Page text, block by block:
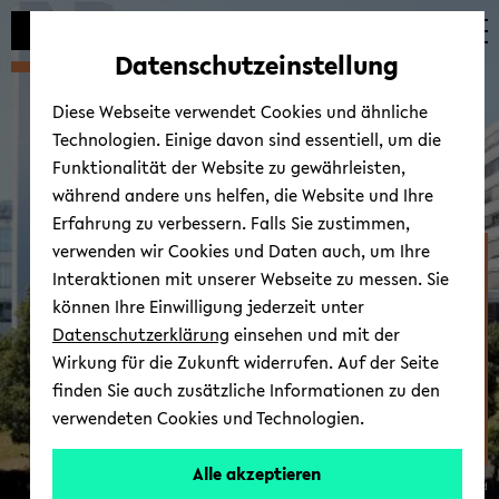
Automatische
vermeiden
zum
wechseln
zum
wechseln
zum
wechseln
Fakultät für
Erziehungswis­senschaft
AG
© Uni­ver­si­tät Bie­le­feld
Datenschutzeinstellung
Diese Webseite verwendet Cookies und ähnliche
Technologien. Einige davon sind essentiell, um die
Funktionalität der Website zu gewährleisten,
während andere uns helfen, die Website und Ihre
Erfahrung zu verbessern. Falls Sie zustimmen,
verwenden wir Cookies und Daten auch, um Ihre
Interaktionen mit unserer Webseite zu messen. Sie
können Ihre Einwilligung jederzeit unter
Datenschutzerklärung einsehen und mit der
Wirkung für die Zukunft widerrufen. Auf der Seite
finden Sie auch zusätzliche Informationen zu den
verwendeten Cookies und Technologien.
Alle akzeptieren